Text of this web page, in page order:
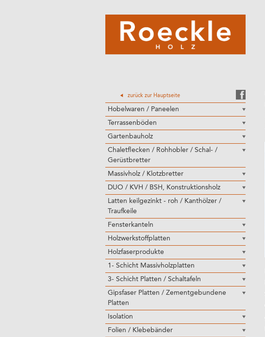
zurück zur Hauptseite
Hobelwaren / Paneelen
Terrassenböden
Gartenbauholz
Chaletflecken / Rohhobler / Schal- /
Gerüstbretter
Massivholz / Klotzbretter
DUO / KVH / BSH, Konstruktionsholz
Latten keilgezinkt - roh / Kanthölzer /
Traufkeile
Fensterkanteln
Holzwerkstoffplatten
Holzfaserprodukte
1- Schicht Massivholzplatten
3- Schicht Platten / Schaltafeln
Gipsfaser Platten / Zementgebundene
Platten
Isolation
Folien / Klebebänder